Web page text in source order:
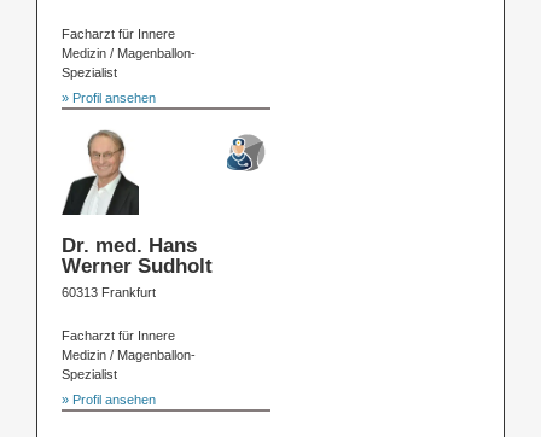
Facharzt für Innere
Medizin / Magenballon-
Spezialist
» Profil ansehen
Dr. med. Hans
Werner Sudholt
60313 Frankfurt
Facharzt für Innere
Medizin / Magenballon-
Spezialist
» Profil ansehen